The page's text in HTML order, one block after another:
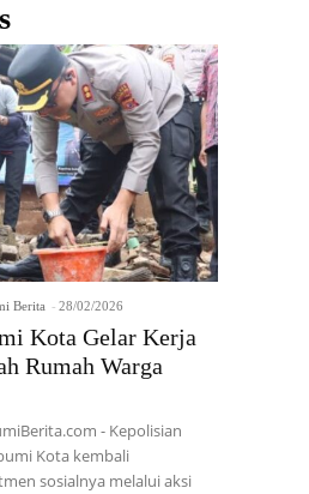
Berita - 28/02/2026
Kota Gelar Kerja
Rumah Warga
- Kepolisian
Kota kembali
sosialnya melalui aksi